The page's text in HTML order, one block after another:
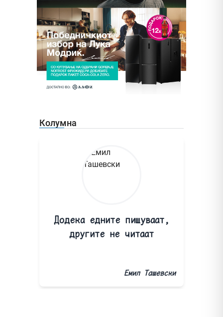
Колумна
Додека едните пишуваат,
другите не читаат
Емил Ташевски